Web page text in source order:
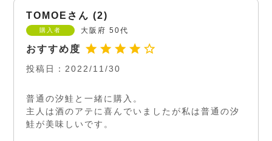
TOMOE 2
購入者 大阪府 50代
投稿日 2022/11/30
普通の汐鮭と一緒に購入。
主人は酒のアテに喜んでいましたが私は普通の汐
鮭が美味しいです。